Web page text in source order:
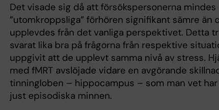
Det visade sig då att försökspersonerna mindes
”utomkroppsliga” förhören signifikant sämre än
upplevdes från det vanliga perspektivet. Detta
svarat lika bra på frågorna från respektive
uppgivit att de upplevt samma nivå av stress.
med fMRT avslöjade vidare en avgörande
tinningloben – hippocampus – som man vet
just episodiska minnen.